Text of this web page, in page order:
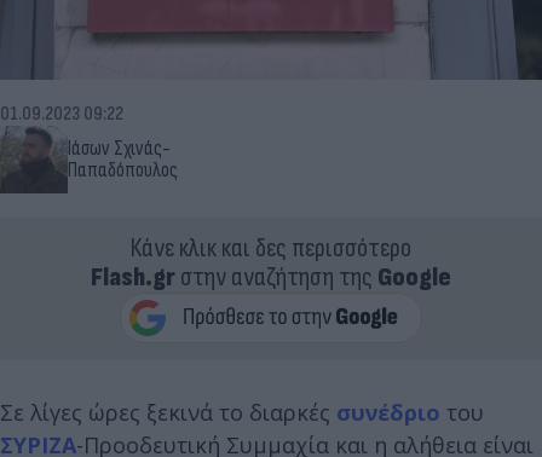
Ιάσων Σχινάς-
Παπαδόπουλος
01.09.2023 09:22
Κάνε κλικ και δες περισσότερο
Flash.grστην αναζήτηση της Google
Σε λίγες ώρες ξεκινά το διαρκές συνέδριο του
ΣΥΡΙΖΑ-Προοδευτική Συμμαχία και η αλήθεια είναι